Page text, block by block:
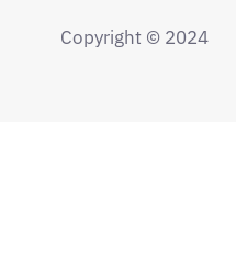
Copyright © 2024